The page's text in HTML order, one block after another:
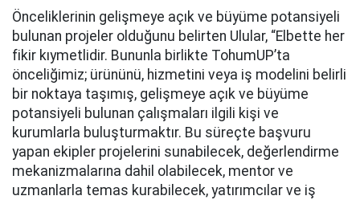
Önceliklerinin gelişmeye açık ve büyüme potansiyeli
bulunan projeler olduğunu belirten Ulular, “Elbette her
fikir kıymetlidir. Bununla birlikte TohumUP’ta
önceliğimiz; ürününü, hizmetini veya iş modelini belirli
bir noktaya taşımış, gelişmeye açık ve büyüme
potansiyeli bulunan çalışmaları ilgili kişi ve
kurumlarla buluşturmaktır. Bu süreçte başvuru
yapan ekipler projelerini sunabilecek, değerlendirme
mekanizmalarına dahil olabilecek, mentor ve
uzmanlarla temas kurabilecek, yatırımcılar ve iş